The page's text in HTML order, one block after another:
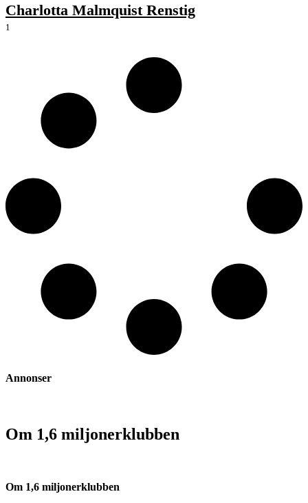
Charlotta Malmquist Renstig
1
Annonser
Om 1,6 miljonerklubben
Om 1,6 miljonerklubben